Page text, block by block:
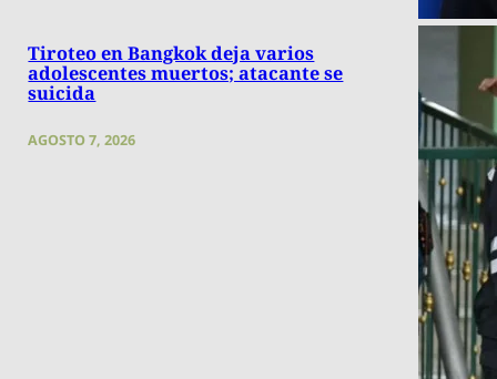
Tiroteo en Bangkok deja varios
adolescentes muertos; atacante se
suicida
AGOSTO 7, 2026